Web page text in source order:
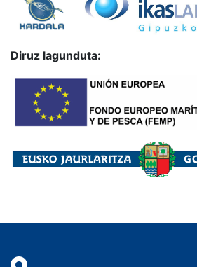
Diruz lagunduta: